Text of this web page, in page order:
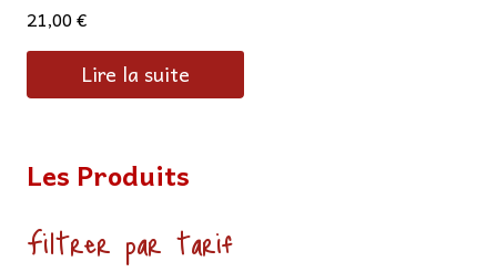
21,00€
Lire la suite
Les Produits
Filtrer par tarif